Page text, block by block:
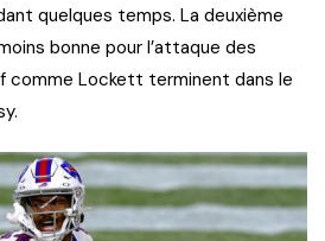
quelques temps. La deuxième
bonne pour l’attaque des
comme Lockett terminent dans le